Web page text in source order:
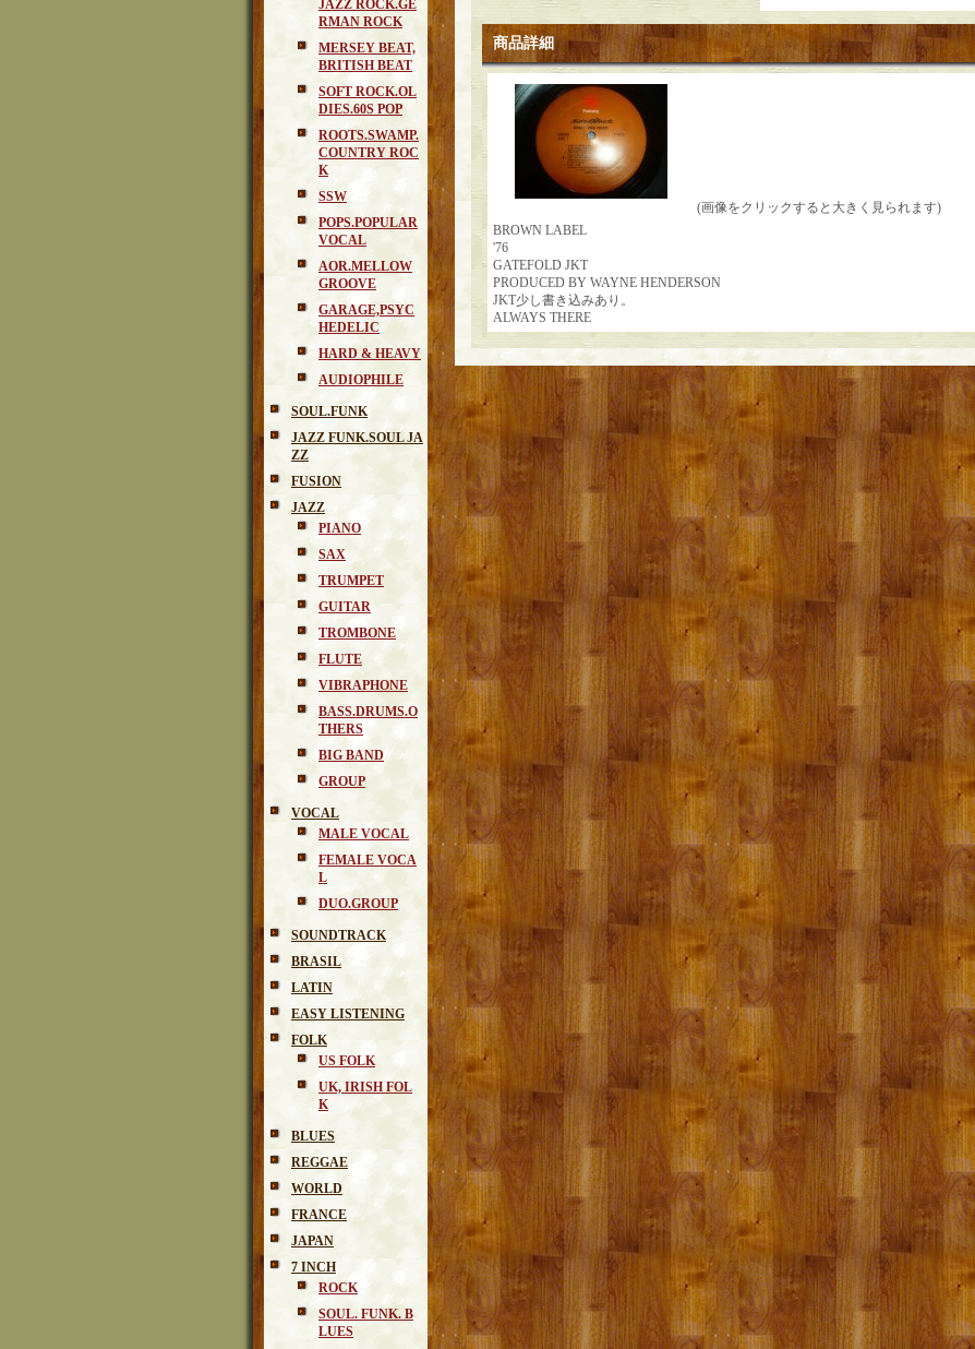
JAZZ ROCK.GE
RMAN ROCK
MERSEY BEAT,
BRITISH BEAT
SOFT ROCK.OL
DIES.60S POP
ROOTS.SWAMP.
COUNTRY ROC
K
SSW
POPS.POPULAR
VOCAL
AOR.MELLOW
GROOVE
GARAGE,PSYC
HEDELIC
HARD & HEAVY
AUDIOPHILE
SOUL.FUNK
JAZZ FUNK.SOUL JA
ZZ
FUSION
JAZZ
PIANO
SAX
TRUMPET
GUITAR
TROMBONE
FLUTE
VIBRAPHONE
BASS.DRUMS.O
THERS
BIG BAND
GROUP
VOCAL
MALE VOCAL
FEMALE VOCA
L
DUO.GROUP
SOUNDTRACK
BRASIL
LATIN
EASY LISTENING
FOLK
US FOLK
UK, IRISH FOL
K
BLUES
REGGAE
WORLD
FRANCE
JAPAN
7 INCH
ROCK
SOUL. FUNK. B
LUES
商品詳細
(画像をクリックすると大きく見られます)
BROWN LABEL
'76
GATEFOLD JKT
PRODUCED BY WAYNE HENDERSON
JKT少し書き込みあり。
ALWAYS THERE